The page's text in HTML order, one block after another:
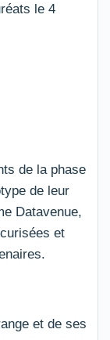
le 4
de la phase
de leur
Datavenue,
et
et de ses